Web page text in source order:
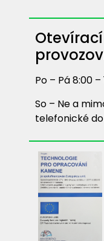
Po – Pá 8:00 –
So – Ne a
telefonické